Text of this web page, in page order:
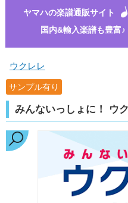
ヤマハの楽譜通販サイト
国内&輸入楽譜も豊富♪
ウクレレ
サンプル有り
みんないっしょに！ ウ